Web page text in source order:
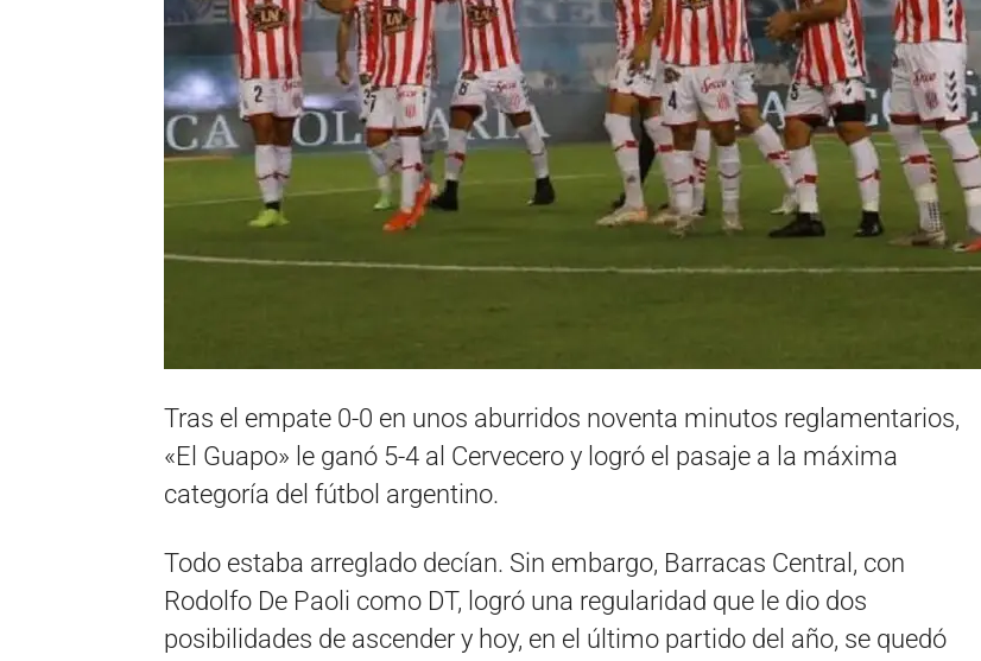
Tras el empate 0-0 en unos aburridos noventa minutos reglamentarios,
«El Guapo» le ganó 5-4 al Cervecero y logró el pasaje a la máxima
categoría del fútbol argentino.
Todo estaba arreglado decían. Sin embargo, Barracas Central, con
Rodolfo De Paoli como DT, logró una regularidad que le dio dos
posibilidades de ascender y hoy, en el último partido del año, se quedó